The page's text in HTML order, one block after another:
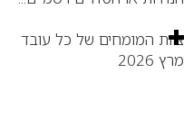
המומחים של כל עובד
2026